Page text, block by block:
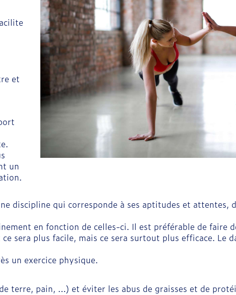
et
un
discipline qui corresponde à ses aptitudes et
en fonction de celles-ci. Il est préférable de faire
sera plus facile, mais ce sera surtout plus efficace. Le
un exercice physique.
terre, pain, …) et éviter les abus de graisses et de